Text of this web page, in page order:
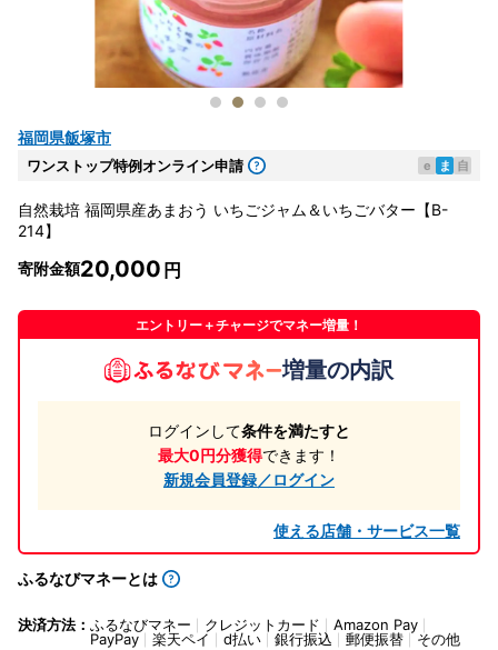
福岡県飯塚市
ワンストップ特例オンライン申請 e ま 自
自然栽培 福岡県産あまおう いちごジャム＆いちごバター【B-
214】
寄附金額20,000
エントリー＋チャージでマネー増量！
増量の内訳
ログインして条件を満たすと
最大0円分獲得できます！
新規会員登録／ログイン
使える店舗・サービス一覧
ふるなびマネーとは
決済方法： ふるなびマネー クレジットカード
Amazon Pay
PayPay
楽天ペイ d払い 銀行振込 郵便振替 その他